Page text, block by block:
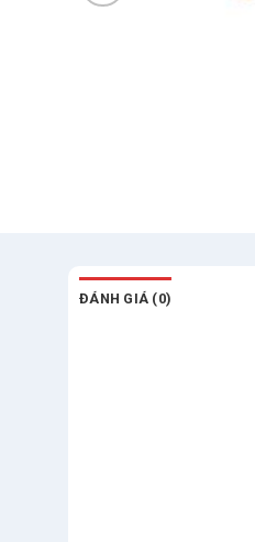
ĐÁNH GIÁ (0)